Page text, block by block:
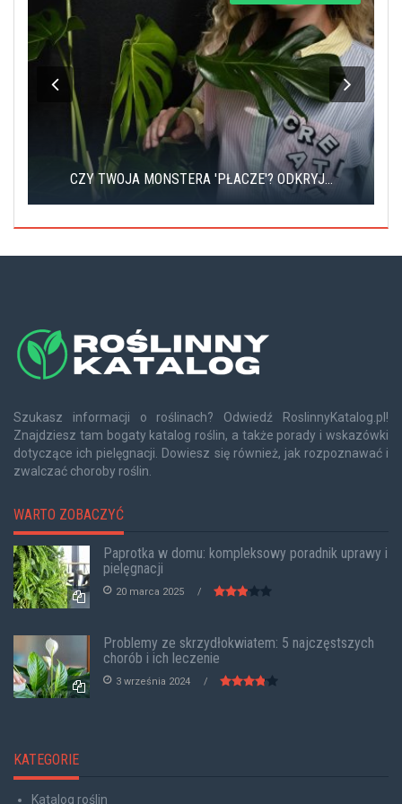
CZY TWOJA MONSTERA 'PŁACZE'? ODKRYJ...
Szukasz informacji o roślinach? Odwiedź RoslinnyKatalog.pl!
Znajdziesz tam bogaty katalog roślin, a także porady i wskazówki
dotyczące ich pielęgnacji. Dowiesz się również, jak rozpoznawać i
zwalczać choroby roślin.
WARTO ZOBACZYĆ
Paprotka w domu: kompleksowy poradnik uprawy i
pielęgnacji
20 marca 2025
Problemy ze skrzydłokwiatem: 5 najczęstszych
chorób i ich leczenie
3 września 2024
KATEGORIE
Katalog roślin